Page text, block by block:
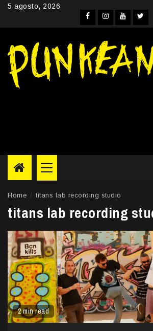
Skip5 agosto, 2026
Facebook
Primary
Menu
Home titans lab recording studio
titans lab recording
2 min read